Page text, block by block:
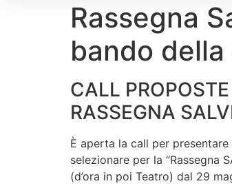
Rassegna
bando
CALL
RASSEGNA
È aperta la call per
selezionare per la “Rassegna
(d’ora in poi Teatro) dal 29